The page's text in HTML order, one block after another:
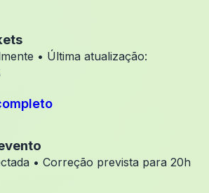
• Última atualização:
• Correção prevista para 20h